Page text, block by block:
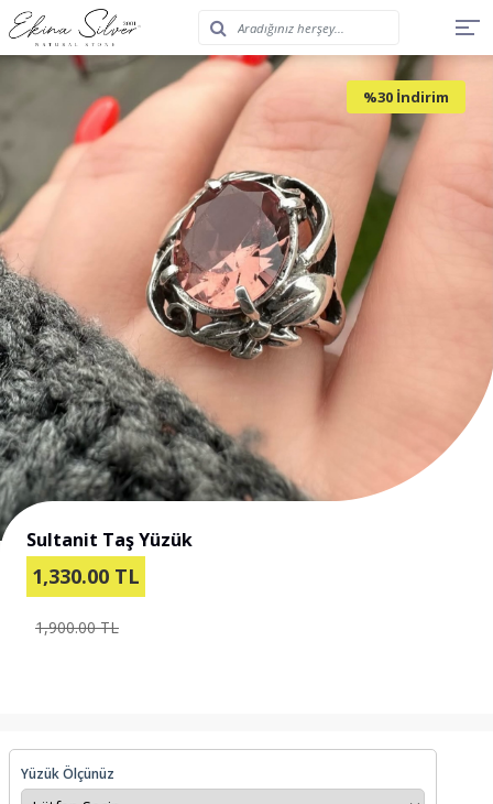
%30 İndirim
Sultanit Taş Yüzük
1,330.00 TL
1,900.00 TL
Yüzük Ölçünüz